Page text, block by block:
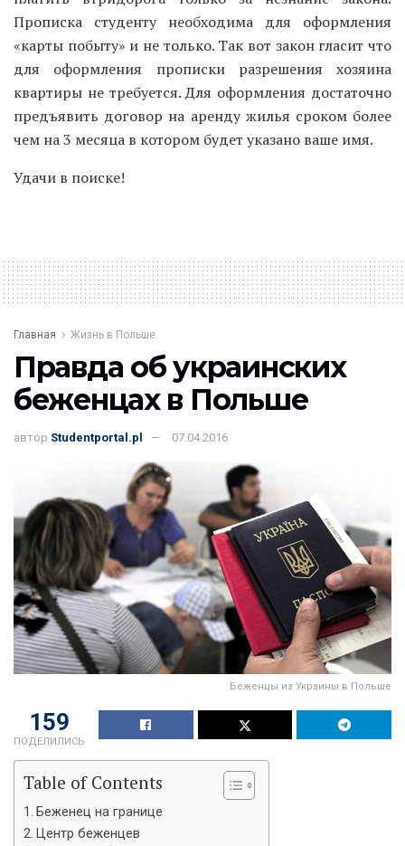
Прописка студенту необходима для оформления
«карты побыту» и не только. Так вот закон гласит что
для оформления прописки разрешения хозяина
квартиры не требуется. Для оформления достаточно
предъявить договор на аренду жилья сроком более
чем на 3 месяца в котором будет указано ваше имя.
Удачи в поиске!
Главная Жизнь в Польше
Правда об украинских
беженцах в Польше
автор Studentportal.pl 07.04.2016
Беженцы из Украины в Польше
159
ПОДЕЛИЛИСЬ
Table of Contents
Беженец на границе
Центр беженцев